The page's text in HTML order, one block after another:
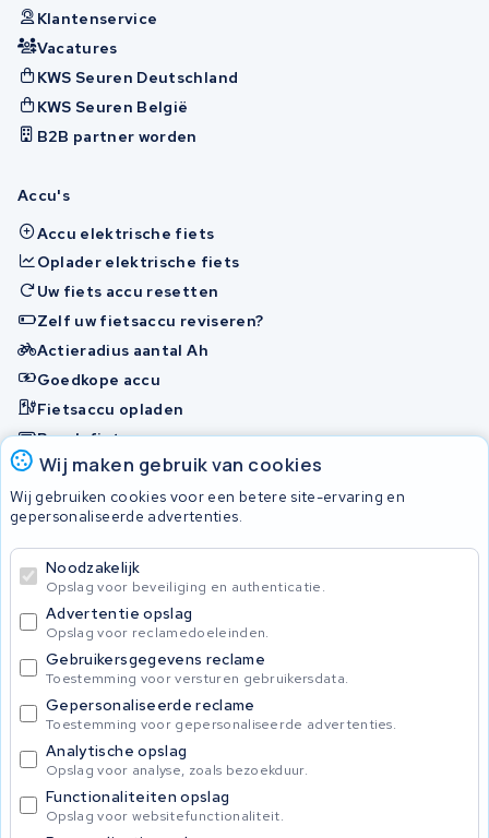
Wij maken gebruik van cookies
Wij gebruiken cookies voor een betere site-ervaring en
gepersonaliseerde advertenties.
Noodzakelijk
Opslag voor beveiliging en authenticatie.
Advertentie opslag
Opslag voor reclamedoeleinden.
Gebruikersgegevens reclame
Toestemming voor versturen gebruikersdata.
Gepersonaliseerde reclame
Toestemming voor gepersonaliseerde advertenties.
Analytische opslag
Opslag voor analyse, zoals bezoekduur.
Functionaliteiten opslag
Opslag voor websitefunctionaliteit.
Klantenservice
Vacatures
KWS Seuren Deutschland
KWS Seuren België
B2B partner worden
Accu's
Accu elektrische fiets
Oplader elektrische fiets
Uw fiets accu resetten
Zelf uw fietsaccu reviseren?
Actieradius aantal Ah
Goedkope accu
Fietsaccu opladen
Bosch fietsaccu
Nakijken en contact opnemen
Onherstelbaar
© 2026 KWS Seuren
Algemene Voorwaarden
Privacybeleid